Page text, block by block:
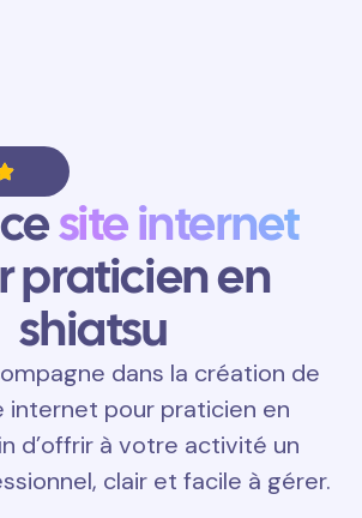
site internet
praticien en
shiatsu
dans la création de
internet pour praticien en
d’offrir à votre activité un
clair et facile à gérer.